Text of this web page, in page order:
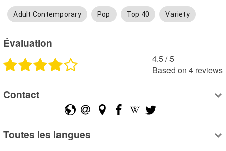
Adult Contemporary Pop Top 40 Variety
Évaluation
4.5 /5
Based on 4 reviews
Contact
Toutes les langues